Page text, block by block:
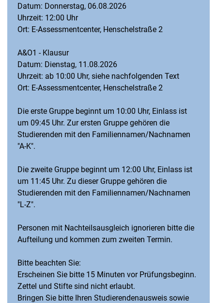
Klausuren
Anmeldeformular Klausureinsicht
Abschlussarbeiten
Datum: Donnerstag, 06.08.2026
Uhrzeit: 12:00 Uhr
Ort: E-Assessmentcenter, Henschelstraße 2
A&O1 - Klausur
Datum: Dienstag, 11.08.2026
Uhrzeit: ab 10:00 Uhr, siehe nachfolgenden Text
Ort: E-Assessmentcenter, Henschelstraße 2
Die erste Gruppe beginnt um 10:00 Uhr, Einlass ist
um 09:45 Uhr. Zur ersten Gruppe gehören die
Studierenden mit den Familiennamen/Nachnamen
"A-K".
Die zweite Gruppe beginnt um 12:00 Uhr, Einlass ist
um 11:45 Uhr. Zu dieser Gruppe gehören die
Studierenden mit den Familiennamen/Nachnamen
"L-Z".
Personen mit Nachteilsausgleich ignorieren bitte die
Aufteilung und kommen zum zweiten Termin.
Bitte beachten Sie:
Erscheinen Sie bitte 15 Minuten vor Prüfungsbeginn.
Zettel und Stifte sind nicht erlaubt.
Bringen Sie bitte Ihren Studierendenausweis sowie